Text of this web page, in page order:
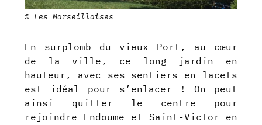
© Les Marseillaises
En surplomb du vieux Port, au cœur
de la ville, ce long jardin en
hauteur, avec ses sentiers en lacets
est idéal pour s’enlacer ! On peut
ainsi quitter le centre pour
rejoindre Endoume et Saint-Victor en